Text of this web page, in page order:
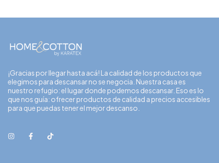
¡Gracias por llegar hasta acá! La calidad de los productos que
elegimos para descansar no se negocia. Nuestra casa es
nuestro refugio: el lugar donde podemos descansar. Eso es lo
que nos guía: ofrecer productos de calidad a precios accesibles
para que puedas tener el mejor descanso.